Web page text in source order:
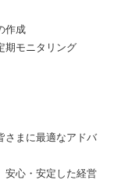
作成
期モニタリング
さまに最適なアドバ
安心・安定した経営